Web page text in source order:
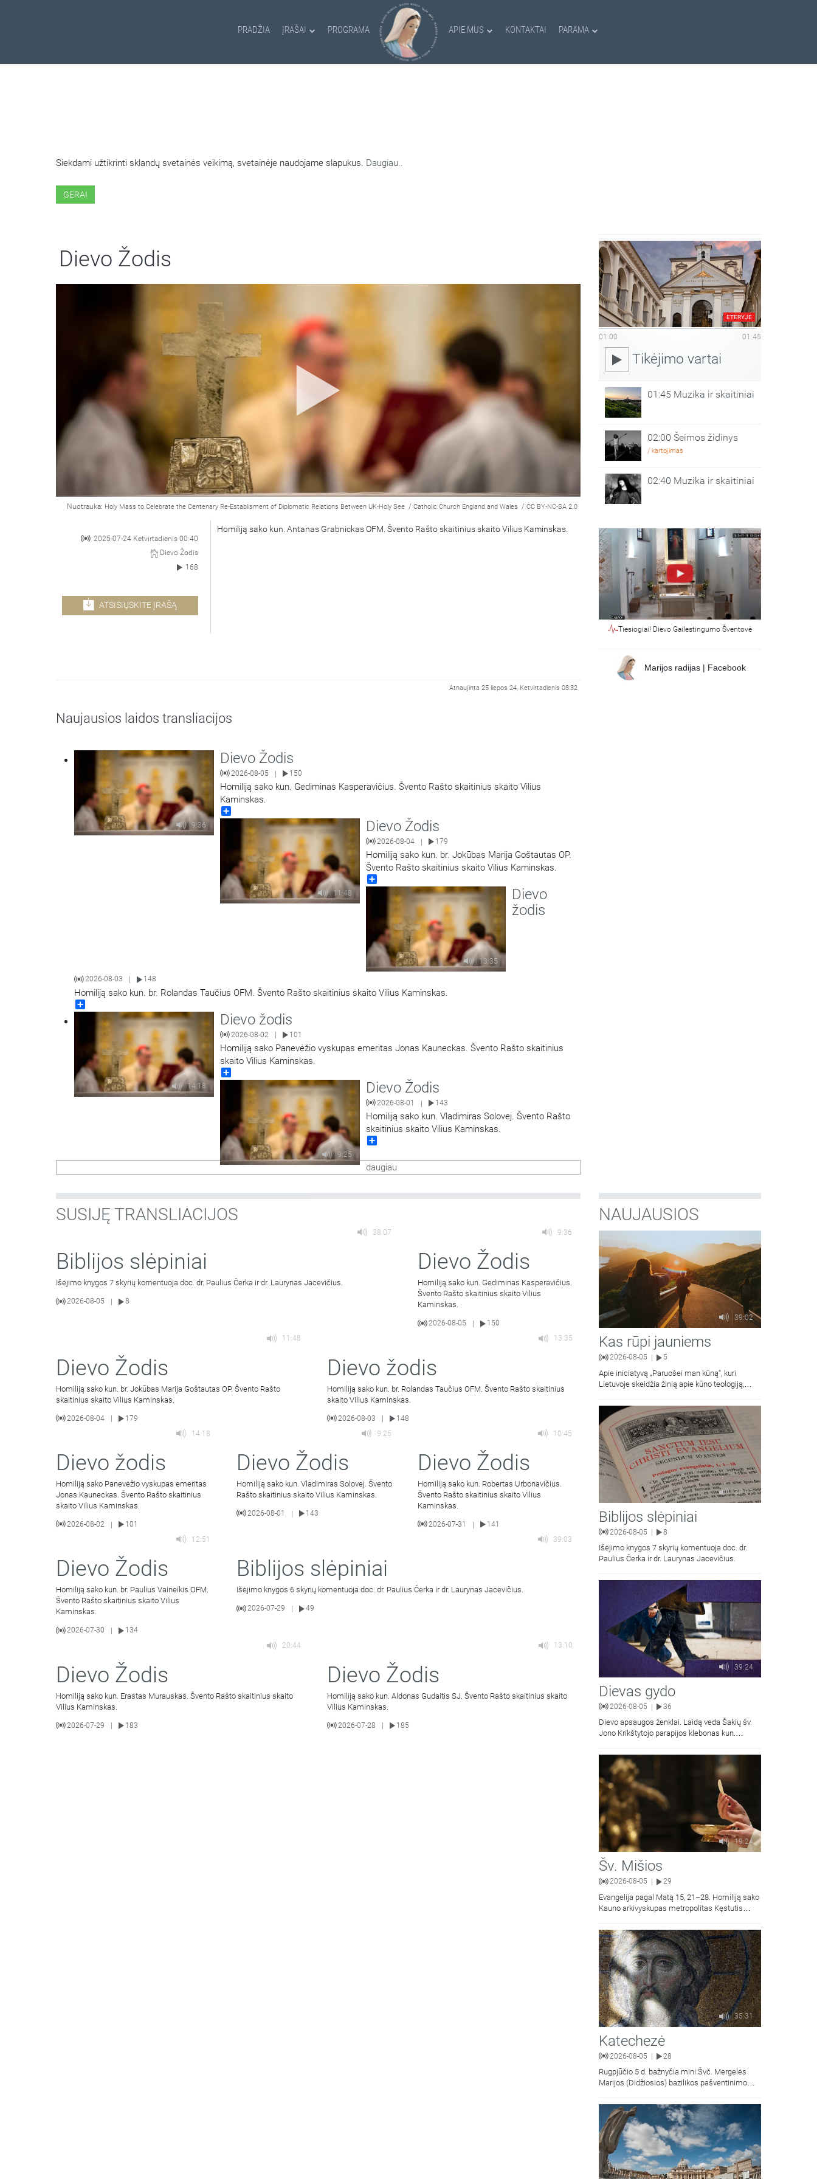
PRADŽIA ĮRAŠAI PROGRAMA APIE MUS KONTAKTAI PARAMA
Siekdami užtikrinti sklandų svetainės veikimą, svetainėje naudojame slapukus. Daugiau..
GERAI
Dievo Žodis
Nuotrauka: Holy Mass to Celebrate the Centenary Re-Establisment of Diplomatic Relations Between UK-Holy See / Catholic Church England and Wales / CC BY-NC-SA 2.0
2025-07-24 Ketvirtadienis 00:40
Dievo Žodis
168
ATSISIŲSKITE ĮRAŠĄ
Homiliją sako kun. Antanas Grabnickas OFM. Švento Rašto skaitinius skaito Vilius Kaminskas.
Atnaujinta 25 liepos 24, Ketvirtadienis 08:32
Naujausios laidos transliacijos
9:36
Dievo Žodis
2026-08-05 | 150
Homiliją sako kun. Gediminas Kasperavičius. Švento Rašto skaitinius skaito Vilius
Kaminskas.
11:48
Dievo Žodis
2026-08-04 | 179
Homiliją sako kun. br. Jokūbas Marija Goštautas OP.
Švento Rašto skaitinius skaito Vilius Kaminskas.
13:35
Dievo
žodis
2026-08-03 148
Homiliją sako kun. br. Rolandas Taučius OFM. Švento Rašto skaitinius skaito Vilius Kaminskas.
14:18
Dievo žodis
2026-08-02 101
Homiliją sako Panevėžio vyskupas emeritas Jonas Kauneckas. Švento Rašto skaitinius
skaito Vilius Kaminskas.
9:25
Dievo Žodis
2026-08-01 | 143
Homiliją sako kun. Vladimiras Solovej. Švento Rašto
skaitinius skaito Vilius Kaminskas.
daugiau
ETERYJE
01:00 01:45
Tikėjimo vartai
01:45 Muzika ir skaitiniai
02:00 Šeimos židinys
/ kartojimas
02:40 Muzika ir skaitiniai
Tiesiogiai! Dievo Gailestingumo Šventovė
Marijos radijas | Facebook
SUSIJĘ TRANSLIACIJOS
38:07
Biblijos slėpiniai
Išėjimo knygos 7 skyrių komentuoja doc. dr. Paulius Čerka ir dr. Laurynas Jacevičius.
2026-08-05 8
9:36
Dievo Žodis
Homiliją sako kun. Gediminas Kasperavičius.
Švento Rašto skaitinius skaito Vilius
Kaminskas.
2026-08-05
150
11:48
Dievo Žodis
Homiliją sako kun. br. Jokūbas Marija Goštautas OP. Švento Rašto
skaitinius skaito Vilius Kaminskas.
2026-08-04 179
13:35
Dievo žodis
Homiliją sako kun. br. Rolandas Taučius OFM. Švento Rašto skaitinius
skaito Vilius Kaminskas.
2026-08-03
148
14:18
Dievo žodis
Homiliją sako Panevėžio vyskupas emeritas
Jonas Kauneckas. Švento Rašto skaitinius
skaito Vilius Kaminskas.
2026-08-02 | 101
9:25
Dievo Žodis
Homiliją sako kun. Vladimiras Solovej. Švento
Rašto skaitinius skaito Vilius Kaminskas.
2026-08-01 | 143
10:45
Dievo Žodis
Homiliją sako kun. Robertas Urbonavičius.
Švento Rašto skaitinius skaito Vilius
Kaminskas.
2026-07-31 |
141
12:51
Dievo Žodis
Homiliją sako kun. br. Paulius Vaineikis OFM.
Švento Rašto skaitinius skaito Vilius
Kaminskas.
2026-07-30 134
39:03
Biblijos slėpiniai
Išėjimo knygos 6 skyrių komentuoja doc. dr. Paulius Čerka ir dr. Laurynas Jacevičius.
2026-07-29 49
20:44
Dievo Žodis
Homiliją sako kun. Erastas Murauskas. Švento Rašto skaitinius skaito
Vilius Kaminskas.
2026-07-29 183
13:10
Dievo Žodis
Homiliją sako kun. Aldonas Gudaitis SJ. Švento Rašto skaitinius skaito
Vilius Kaminskas.
2026-07-28 185
NAUJAUSIOS
39:02
Kas rūpi jauniems
2026-08-05 5
Apie iniciatyvą „Paruošei man kūną“, kuri
Lietuvoje skeidžia žinią apie kūno teologiją,
jaunimas.
38:07
Biblijos slėpiniai
2026-08-05 8
Išėjimo knygos 7 skyrių komentuoja doc. dr.
Paulius Čerka ir dr. Laurynas Jacevičius.
39:24
Dievas gydo
2026-08-05 | 36
Dievo apsaugos ženklai. Laidą veda Šakių šv.
Jono Krikštytojo parapijos klebonas kun.
19:24
Šv. Mišios
2026-08-05 29
Evangelija pagal Matą 15, 21–28. Homiliją sako
Kauno arkivyskupas metropolitas Kęstutis
Marijos Gimimo bazilikos.
35:31
Katechezė
2026-08-05 28
Rugpjūčio 5 d. bažnyčia mini Švč. Mergelės
Marijos (Didžiosios) bazilikos pašventinimo
Snieginės švente. Šiluvos Švč. Mergelės